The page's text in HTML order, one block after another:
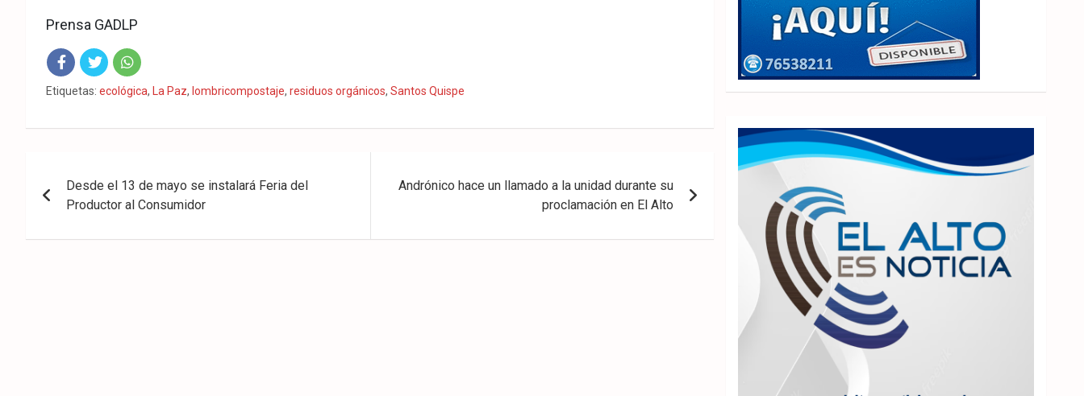
Prensa GADLP
Fac Twit Wha
Etiquetas: ecológica, La Paz, lombricompostaje, residuos orgánicos, Santos Quispe
de
Desde el 13 de mayo se instalará Feria del
Productor al Consumidor
Andrónico hace un llamado a la unidad durante su
proclamación en El Alto